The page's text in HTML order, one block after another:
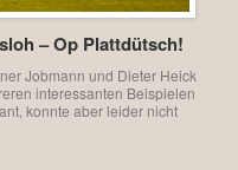
– Op Plattdütsch!
Jobmann und Dieter Heick
interessanten Beispielen
konnte aber leider nicht